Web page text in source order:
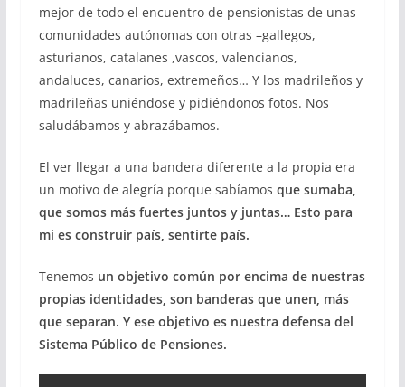
mejor de todo el encuentro de pensionistas de unas
comunidades autónomas con otras –gallegos,
asturianos, catalanes ,vascos, valencianos,
andaluces, canarios, extremeños… Y los madrileños y
madrileñas uniéndose y pidiéndonos fotos. Nos
saludábamos y abrazábamos.
El ver llegar a una bandera diferente a la propia era
un motivo de alegría porque sabíamos que sumaba,
que somos más fuertes juntos y juntas… Esto para
mi es construir país, sentirte país.
Tenemos un objetivo común por encima de nuestras
propias identidades, son banderas que unen, más
que separan. Y ese objetivo es nuestra defensa del
Sistema Público de Pensiones.